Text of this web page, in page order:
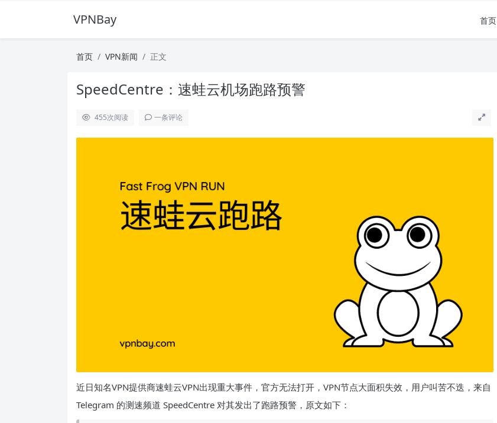
VPNBay 首页
首页 VPN新闻 正文
SpeedCentre：速蛙云机场跑路预警
455次阅读 一条评论
近日知名VPN提供商速蛙云VPN出现重大事件，官方无法打开，VPN节点大面积失效，用户叫苦不迭，来自
Telegram 的测速频道 SpeedCentre 对其发出了跑路预警，原文如下：